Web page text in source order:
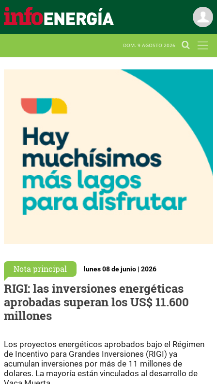
DOM. 9 AGOSTO 2026
Nota principal lunes 08 de junio | 2026
RIGI: las inversiones energéticas
aprobadas superan los US$ 11.600
millones
Los proyectos energéticos aprobados bajo el Régimen
de Incentivo para Grandes Inversiones (RIGI) ya
acumulan inversiones por más de 11 millones de
dolares. La mayoría están vinculados al desarrollo de